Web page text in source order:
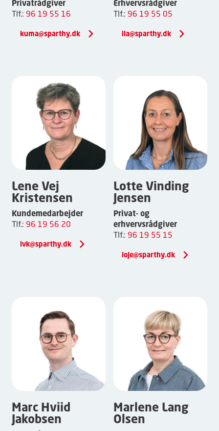
Privatrådgiver
Tlf.: 96 19 55 16
kuma@sparthy.dk
Erhvervsrådgiver
Tlf.: 96 19 55 05
lla@sparthy.dk
Lene Vej
Kristensen
Kundemedarbejder
Tlf.: 96 19 56 20
lvk@sparthy.dk
Lotte Vinding
Jensen
Privat- og
erhvervsrådgiver
Tlf.: 96 19 55 15
loje@sparthy.dk
Marc Hviid
Jakobsen
Marlene Lang
Olsen